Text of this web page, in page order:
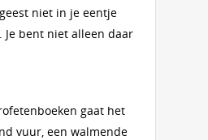
niet in je eentje
Je bent niet alleen daar
gaat het
vuur, een walmende